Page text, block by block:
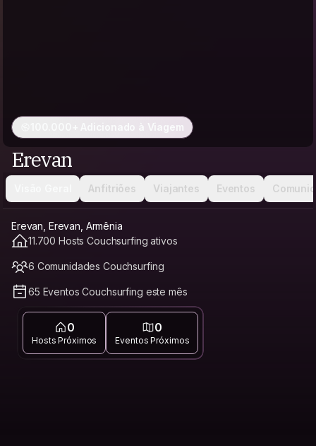
100.000+ Adicionado à Viagem
Erevan
Anfitriões Viajantes Eventos
Erevan, Erevan, Armênia
11.700 Hosts Couchsurfing ativos
6 Comunidades Couchsurfing
65 Eventos Couchsurfing este mês
0
Hosts Próximos
0
Eventos Próximos